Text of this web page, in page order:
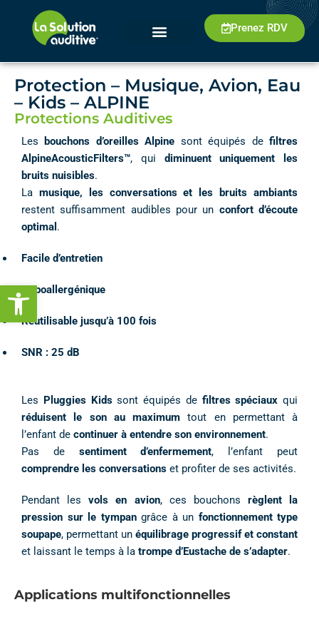
Ouvrir la barre d’outils
Prenez RDV
Protection – Musique, Avion, Eau
– Kids – ALPINE
Protections Auditives
Les bouchons d’oreilles Alpine sont équipés defiltres
AlpineAcousticFilters™, qui diminuent uniquement les
bruits nuisibles.
La musique, les conversations et les bruits ambiants
restent suffisamment audibles pour un confort d’écoute
optimal .
Facile d’entretien
Hypoallergénique
Réutilisable jusqu’à 100 fois
SNR : 25 dB
Les Pluggies Kidssont équipés de filtres spéciaux qui
réduisent le son au maximum tout en permettant à
l’enfant de continuer à entendre son environnement.
Pas de sentiment d’enfermement, l’enfant peut
comprendre les conversations et profiter de ses activités.
Pendant lesvols en avion, ces bouchons règlent la
pression sur le tympangrâce à un fonctionnement type
soupape, permettant un équilibrage progressif et constant
et laissant le temps à la trompe d’Eustache de s’adapter.
Applications multifonctionnelles